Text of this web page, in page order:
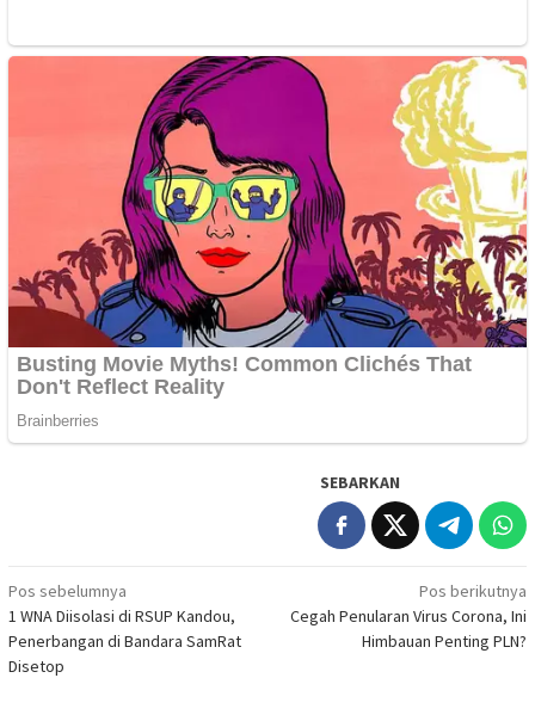
SEBARKAN
Navigasi
pos
Pos sebelumnya
1 WNA Diisolasi di RSUP Kandou,
Penerbangan di Bandara SamRat
Disetop
Pos berikutnya
Cegah Penularan Virus Corona, Ini
Himbauan Penting PLN?